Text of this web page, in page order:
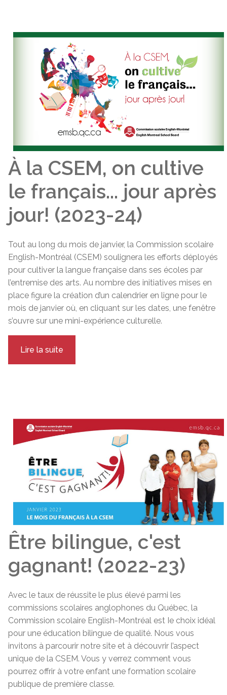
À la CSEM, on cultive
le français... jour après
jour! (2023-24)
Tout au long du mois de janvier, la Commission scolaire
English-Montréal (CSEM) soulignera les efforts déployés
pour cultiver la langue française dans ses écoles par
l’entremise des arts. Au nombre des initiatives mises en
place figure la création d’un calendrier en ligne pour le
mois de janvier où, en cliquant sur les dates, une fenêtre
s’ouvre sur une mini-expérience culturelle.
Lire la suite
Être bilingue, c'est
gagnant! (2022-23)
Avec le taux de réussite le plus élevé parmi les
commissions scolaires anglophones du Québec, la
Commission scolaire English-Montréal est Ie choix idéal
pour une éducation bilingue de qualité. Nous vous
invitons à parcourir notre site et à découvrir l’aspect
unique de la CSEM. Vous y verrez comment vous
pourrez offrir à votre enfant une formation scolaire
publique de première classe.